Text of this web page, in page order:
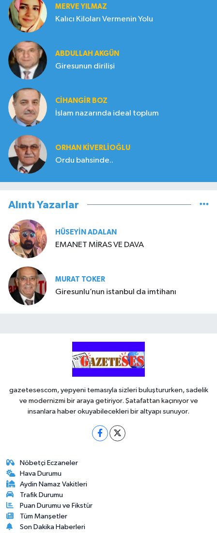
MERVE YILMAZ
Kalıcı Kiloları Vermenin Yolu
ABDULLAH AKGÜN
Giresunun dirilişi
CIHANGIR BOZ
İslam nazarında ideal toplum
ORHAN KIVERLIOĞLU
Ordu bahsinde..
Alıntı Yazarlar
HÜSEYIN ADALAN
EMANET MİRAS VE DAVA
MURAT TOKER
Giresunlu’nun istanbul da imtihanı
gazetesescom, yepyeni temasıyla sizleri buluştururken, sadelik
ve modernizmi bir araya getiriyor. Şatafattan kaçınıyor ve
insanlara haber okuyabilecekleri bir altyapı sunuyor.
Nöbetçi Eczaneler
Hava Durumu
Aydin Namaz Vakitleri
Trafik Durumu
Puan Durumu ve Fikstür
Tüm Manşetler
Son Dakika Haberleri